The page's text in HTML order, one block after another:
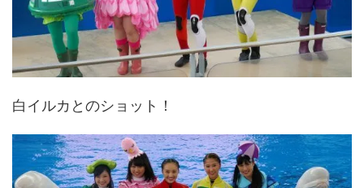
白イルカとのショット！